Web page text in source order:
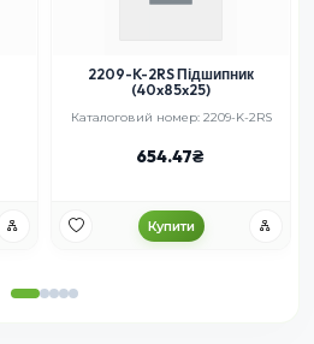
2209-K-2RS Підшипник
(40x85x25)
Каталоговий номер: 2209-K-2RS
654.47
Купити